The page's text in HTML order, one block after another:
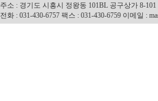
주소 : 경기도 시흥시 정왕동 101BL 공구상가 8-101
전화 : 031-430-6757 팩스 : 031-430-6759 이메일 :